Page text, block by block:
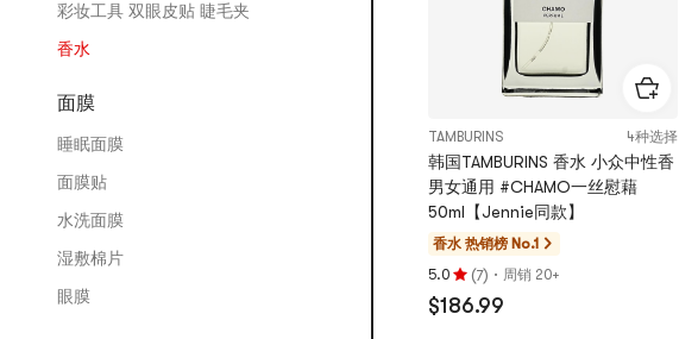
彩妆工具 双眼皮贴 睫毛夹
香水
面膜
睡眠面膜
面膜贴
水洗面膜
湿敷棉片
眼膜
TAMBURINS 4种选择
韩国TAMBURINS 香水 小众中性香
男女通用 #CHAMO一丝慰藉
50ml【Jennie同款】
香水 热销榜 No.1
5.0
评
分
(7) · 周销 20+
$186.99